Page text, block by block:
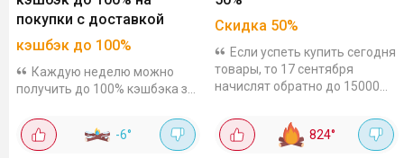
покупки с доставкой
кэшбэк до 100%
Каждую неделю можно
получить до 100% кэшбэка за
Кэшбэк начисляется рублями
на карту. С 3 августа нужно
-6°
Скидка 50%
Если успеть купить сегодня
товары, то 17 сентября
начислят обратно до 15000
распродаже: Футболка
женская Outventure за
239₽Приталенный крой,...
824°